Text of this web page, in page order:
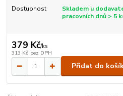
Dostupnost
Skladem u
pracovních dnů > 5
379 Kč/ks
313 Kč bez DPH
Přidat do